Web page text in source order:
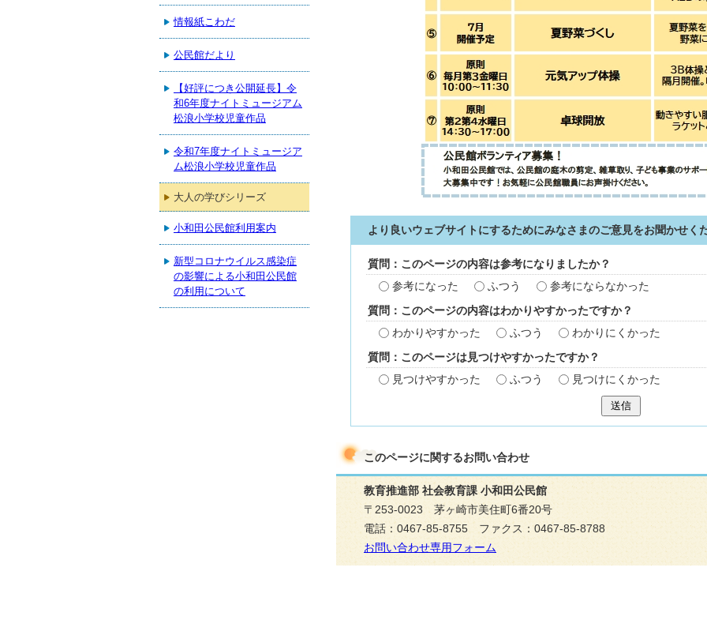
より良いウェブサイトにするためにみなさまのご意見をお聞かせく
質問：このページの内容は参考になりましたか？
参考になった
ふつう 参考にならなかった
質問：このページの内容はわかりやすかったですか？
わかりやすかった
ふつう わかりにくかった
質問：このページは見つけやすかったですか？
見つけやすかった
ふつう 見つけにくかった
送信
このページに関するお問い合わせ
教育推進部 社会教育課 小和田公民館
〒253-0023 茅ヶ崎市美住町6番20号
電話：0467-85-8755 ファクス：0467-85-8788
お問い合わせ専用フォーム
情報紙こわだ
公民館だより
【好評につき公開延長】令
和6年度ナイトミュージアム
松浪小学校児童作品
令和7年度ナイトミュージア
ム松浪小学校児童作品
大人の学びシリーズ
小和田公民館利用案内
新型コロナウイルス感染症
の影響による小和田公民館
の利用について